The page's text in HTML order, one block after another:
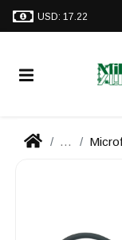
USD: 17.22
...